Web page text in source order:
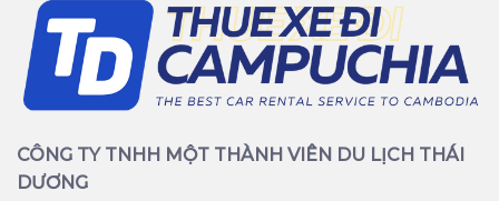
CÔNG TY TNHH MỘT THÀNH VIÊN DU LỊCH THÁI
DƯƠNG